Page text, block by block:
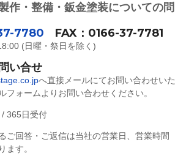
作・整備・鈑金塗装についての問
7780 FAX：0166-37-7781
(日曜・祭日を除く)
い合せ
へ直接メールにてお問い合わせいた
フォームよりお問い合わせください。
365日受付
ご回答・ご返信は当社の営業日、営業時間
ます。